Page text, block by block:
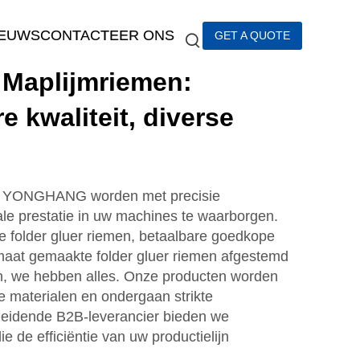
CONTACTEER ONS GET A QUOTE
kwaliteit, diverse
worden met precisie
prestatie in uw machines te waarborgen.
folder gluer riemen, betaalbare goedkope
gemaakte folder gluer riemen afgestemd
we hebben alles. Onze producten worden
materialen en ondergaan strikte
B2B-leverancier bieden we
de efficiëntie van uw productielijn